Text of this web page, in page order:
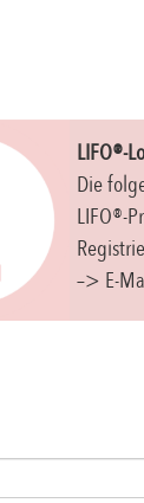
LIFO®-
Die
LIFO®-
–> E-